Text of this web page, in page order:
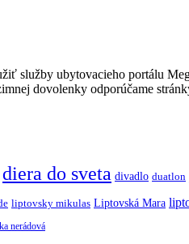
služby ubytovacieho portálu
dovolenky odporúčame
diera do sveta divadlo duatlon
liptovsky mikulas Liptovská Mara
nerádová